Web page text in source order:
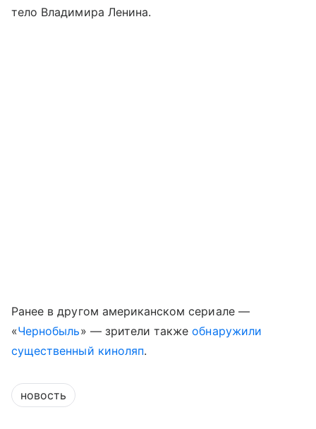
тело Владимира Ленина.
Ранее в другом американском сериале —
«Чернобыль» — зрители такжеобнаружили
существенный киноляп.
новость